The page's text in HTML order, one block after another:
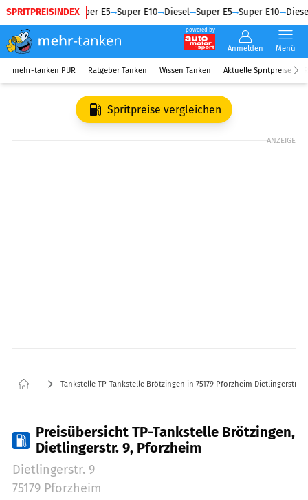
SPRITPREISINDEX
Diesel Super E5 Super E10 Diesel Super E5 Super E10 Diesel
powered by
Anmelden Menü
mehr-tanken PUR Ratgeber Tanken Wissen Tanken Aktuelle Spritpreise
Spritpreise vergleichen
ANZEIGE
Tankstelle TP-Tankstelle Brötzingen in 75179 Pforzheim Dietlingerstr. 9
Preisübersicht TP-Tankstelle Brötzingen,
Dietlingerstr. 9, Pforzheim
Dietlingerstr. 9
75179 Pforzheim